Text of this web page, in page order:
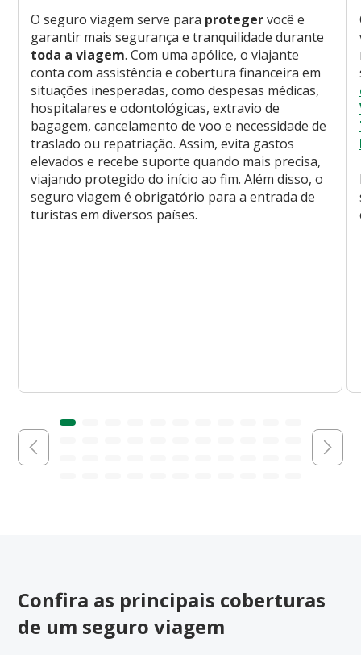
O seguro viagem serve para protegervocê e
garantir mais segurança e tranquilidade durante
toda a viagem. Com uma apólice, o viajante
conta com assistência e cobertura financeira em
situações inesperadas, como despesas médicas,
hospitalares e odontológicas, extravio de
bagagem, cancelamento de voo e necessidade de
traslado ou repatriação. Assim, evita gastos
elevados e recebe suporte quando mais precisa,
viajando protegido do início ao fim. Além disso, o
seguro viagem é obrigatório para a entrada de
turistas em diversos países.
Confira as principais coberturas
de um seguro viagem